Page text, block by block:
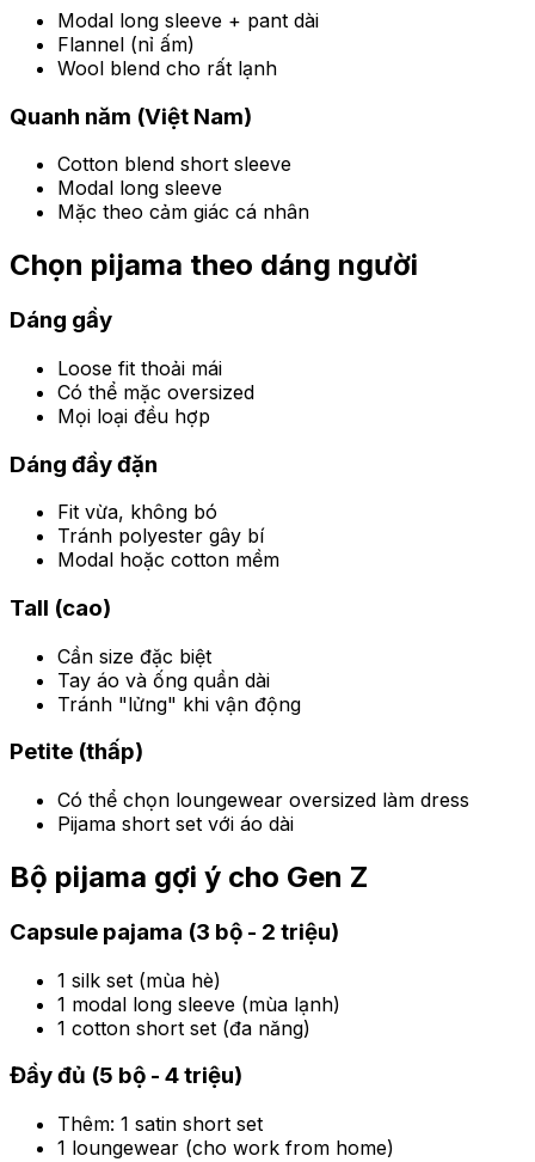
Modal long sleeve + pant dài
Flannel (nỉ ấm)
Wool blend cho rất lạnh
Quanh năm (Việt Nam)
Cotton blend short sleeve
Modal long sleeve
Mặc theo cảm giác cá nhân
Chọn pijama theo dáng người
Dáng gầy
Loose fit thoải mái
Có thể mặc oversized
Mọi loại đều hợp
Dáng đầy đặn
Fit vừa, không bó
Tránh polyester gây bí
Modal hoặc cotton mềm
Tall (cao)
Cần size đặc biệt
Tay áo và ống quần dài
Tránh "lửng" khi vận động
Petite (thấp)
Có thể chọn loungewear oversized làm dress
Pijama short set với áo dài
Bộ pijama gợi ý cho Gen Z
Capsule pajama (3 bộ - 2 triệu)
1 silk set (mùa hè)
1 modal long sleeve (mùa lạnh)
1 cotton short set (đa năng)
Đầy đủ (5 bộ - 4 triệu)
Thêm: 1 satin short set
1 loungewear (cho work from home)